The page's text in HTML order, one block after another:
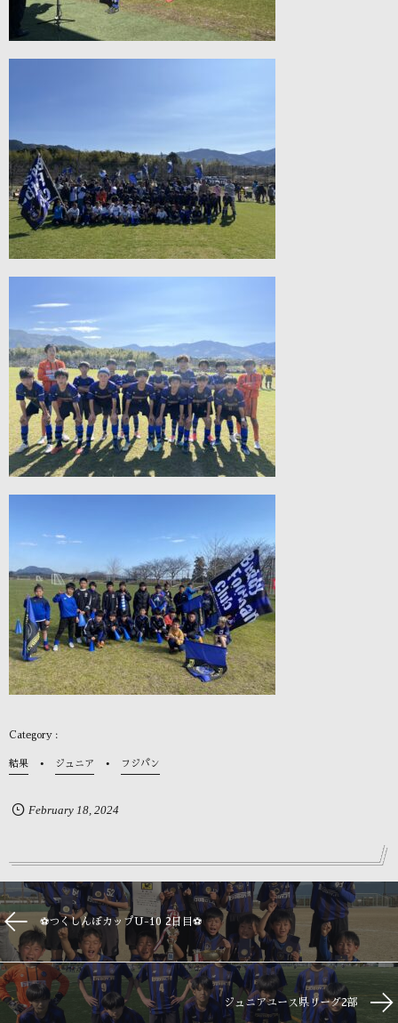
結果 ジュニア フジパン
February 18, 2024
⚽つくしんぼカップU-10 2日目⚽
ジュニアユース県リーグ2部